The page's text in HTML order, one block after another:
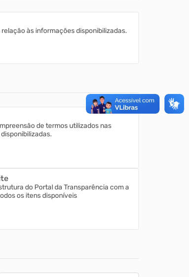
às informações disponibilizadas.
de termos utilizados nas
do Portal da Transparência com a
os itens disponíveis